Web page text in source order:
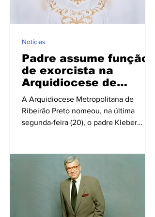
deve evitar o descarte de galhos nas
vias públicas enquanto o serviço
permanecer interrompido, a fim de
evitar o acúmulo de materiais e
Padre assume função
de exorcista na
Arquidiocese de
Ribeirão Preto
A Arquidiocese Metropolitana de
Ribeirão Preto nomeou, na última
segunda-feira (20), o padre Kleber
informação foi divulgada pela própria
Arquidiocese por meio de um
documento assinado pelo arcebispo
Dom Moacir Silva e pelo chanceler da
Cúria Metropolitana, padre Samuel
Matias. Até então, nenhum sacerdote
Notícias